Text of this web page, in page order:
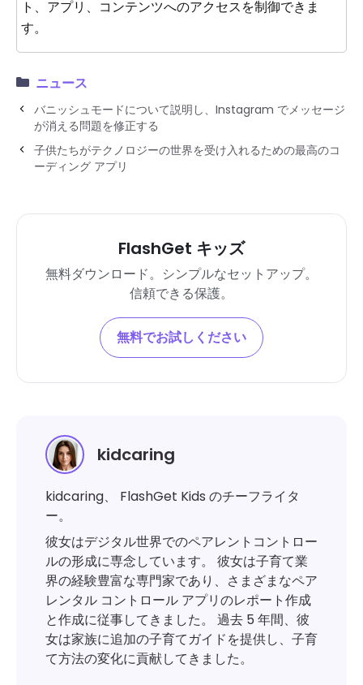
ト、アプリ、コンテンツへのアクセスを制御できま
す。
ニュース
バニッシュモードについて説明し、Instagram でメッセージ
が消える問題を修正する
子供たちがテクノロジーの世界を受け入れるための最高のコ
ーディング アプリ
FlashGet キッズ
無料ダウンロード。シンプルなセットアップ。
信頼できる保護。
無料でお試しください
kidcaring
kidcaring、 FlashGet Kids のチーフライタ
ー。
彼女はデジタル世界でのペアレントコントロー
ルの形成に専念しています。 彼女は子育て業
界の経験豊富な専門家であり、さまざまなペア
レンタル コントロール アプリのレポート作成
と作成に従事してきました。 過去 5 年間、彼
女は家族に追加の子育てガイドを提供し、子育
て方法の変化に貢献してきました。